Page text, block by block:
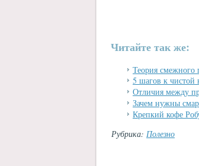
Читайте так же:
Теория смежного
5 шагов к чистой
Отличия между
Зачем нужны
Крепкий кофе
Рубрика: Полезно